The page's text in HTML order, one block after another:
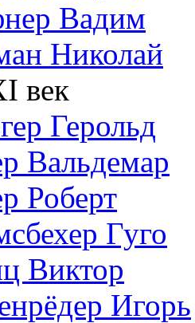
Вадим
Николай
век
Герольд
Вальдемар
Роберт
Гуго
Виктор
Игорь